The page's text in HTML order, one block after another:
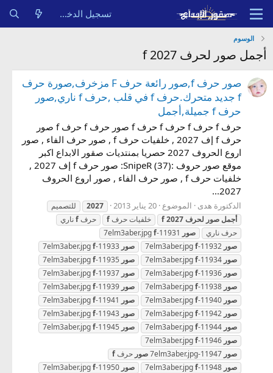
تسجيل الدخول
الوسوم
أجمل صور لحرف f 2027
صور حرف f,صور رائعة حرف F مزخرف,صورة حرف
f جديد متحرك.حرف f في قلب ,حرف f ناري,صور
حرف f جميلة,أجمل
حرف f حرف f حرف f حرف f صور حرف f حرف f صور
حرف f إف 2027 , خلفيات حرف f , صور حرف الفاء , صور
اروع الحروف 2027 حصريا بمنتديات صقور الابداع اكبر
موقع صور حروف :SnipeR (37): صور حرف f إف 2027 ,
خلفيات حرف f , صور حرف الفاء , صور اروع الحروف
2027...
الدكتورة هدى الموضوع 20 يناير 2013 2027
للتصميم
أجمل صور لحرف f2027 خلفيات حرفf حرفfناري
حرف ناري
صور
f
صور
f صور
f
صور
f صور
f
صور
f صور
f
صور
f صور
f
صور
f صور
f
صور
f صور
f
صور
f صور
f
صور
f
صور
صور حرفf
صور
f صور
f